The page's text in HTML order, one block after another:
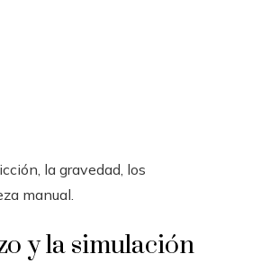
la gravedad, los
manual.
y la simulación